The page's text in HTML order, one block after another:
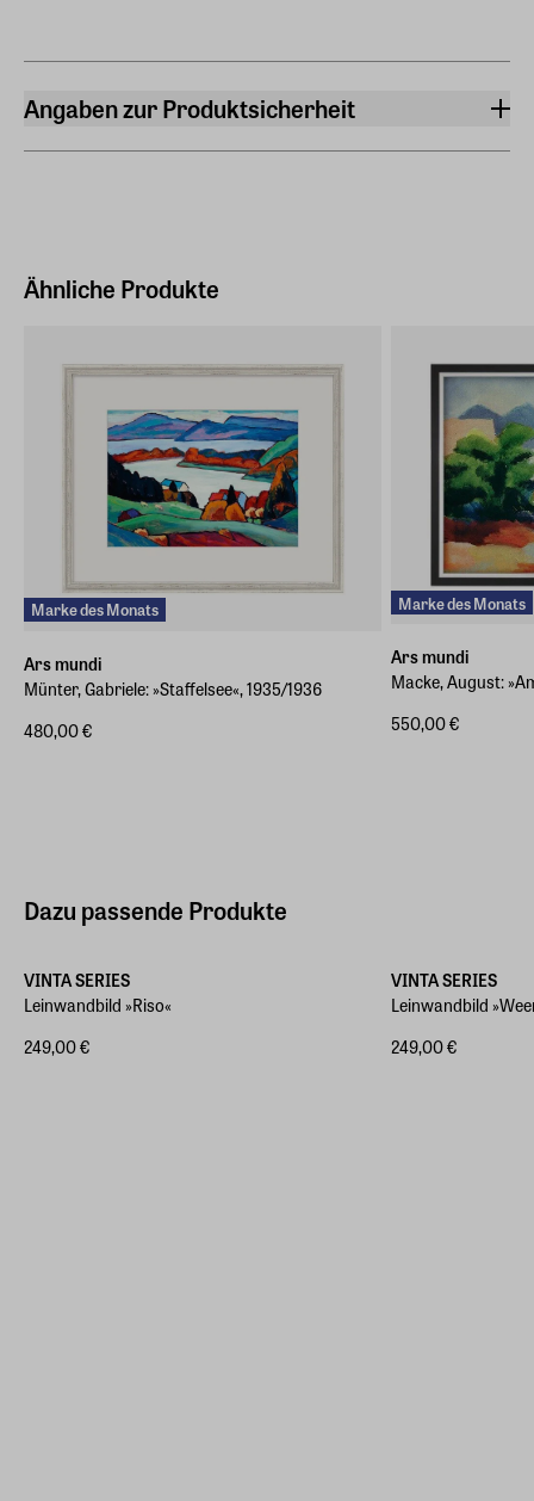
Angaben zur Produktsicherheit
Deutschland (EU)
Ähnliche Produkte
Marke des Monats
Ars mundi
Münter, Gabriele: »Staffelsee«, 1935/1936
480,00 €
Marke des Monats
Ars mundi
Macke, August:
550,00 €
Dazu passende Produkte
Verschiedene Größen
VINTA SERIES
Leinwandbild »Riso«
249,00 €
VINTA SERIES
Leinwandbild
249,00 €